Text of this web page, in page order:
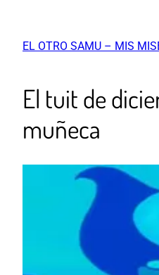
EL OTRO SAMU – MIS
El tuit de
muñeca